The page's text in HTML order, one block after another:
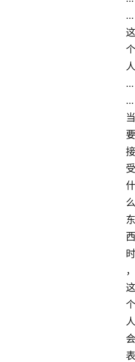
…
这
个
人
…
…
当
要
接
受
什
么
东
西
时
，
这
个
人
会
表